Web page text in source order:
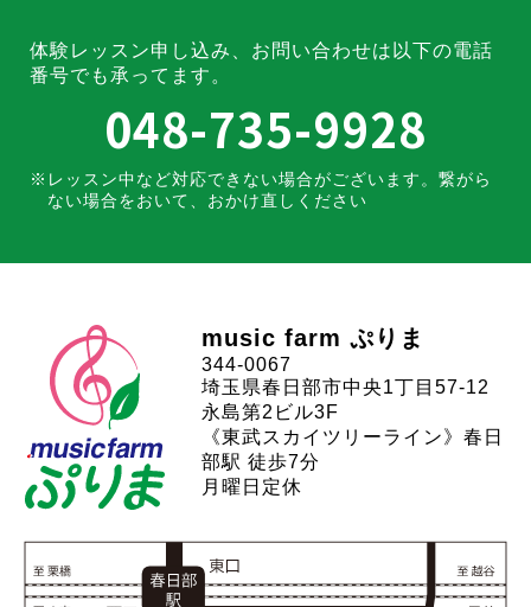
体験レッスン申し込み、お問い合わせは 以下の電話
番号でも承ってます。
048-735-9928
レッスン中など対応できない場合がございます。 繋がら
ない場合をおいて、おかけ直しください
music farm ぷりま
344-0067
埼玉県春日部市中央1丁目57-12
永島第2ビル3F
《東武スカイツリーライン》春日
部駅 徒歩7分
月曜日定休